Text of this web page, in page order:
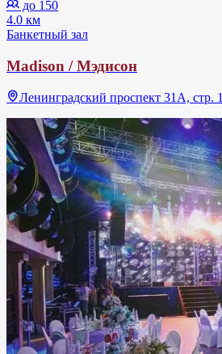
до 150
4.0 км
Банкетный зал
Madison / Мэдисон
Ленинградский проспект 31А, стр. 1